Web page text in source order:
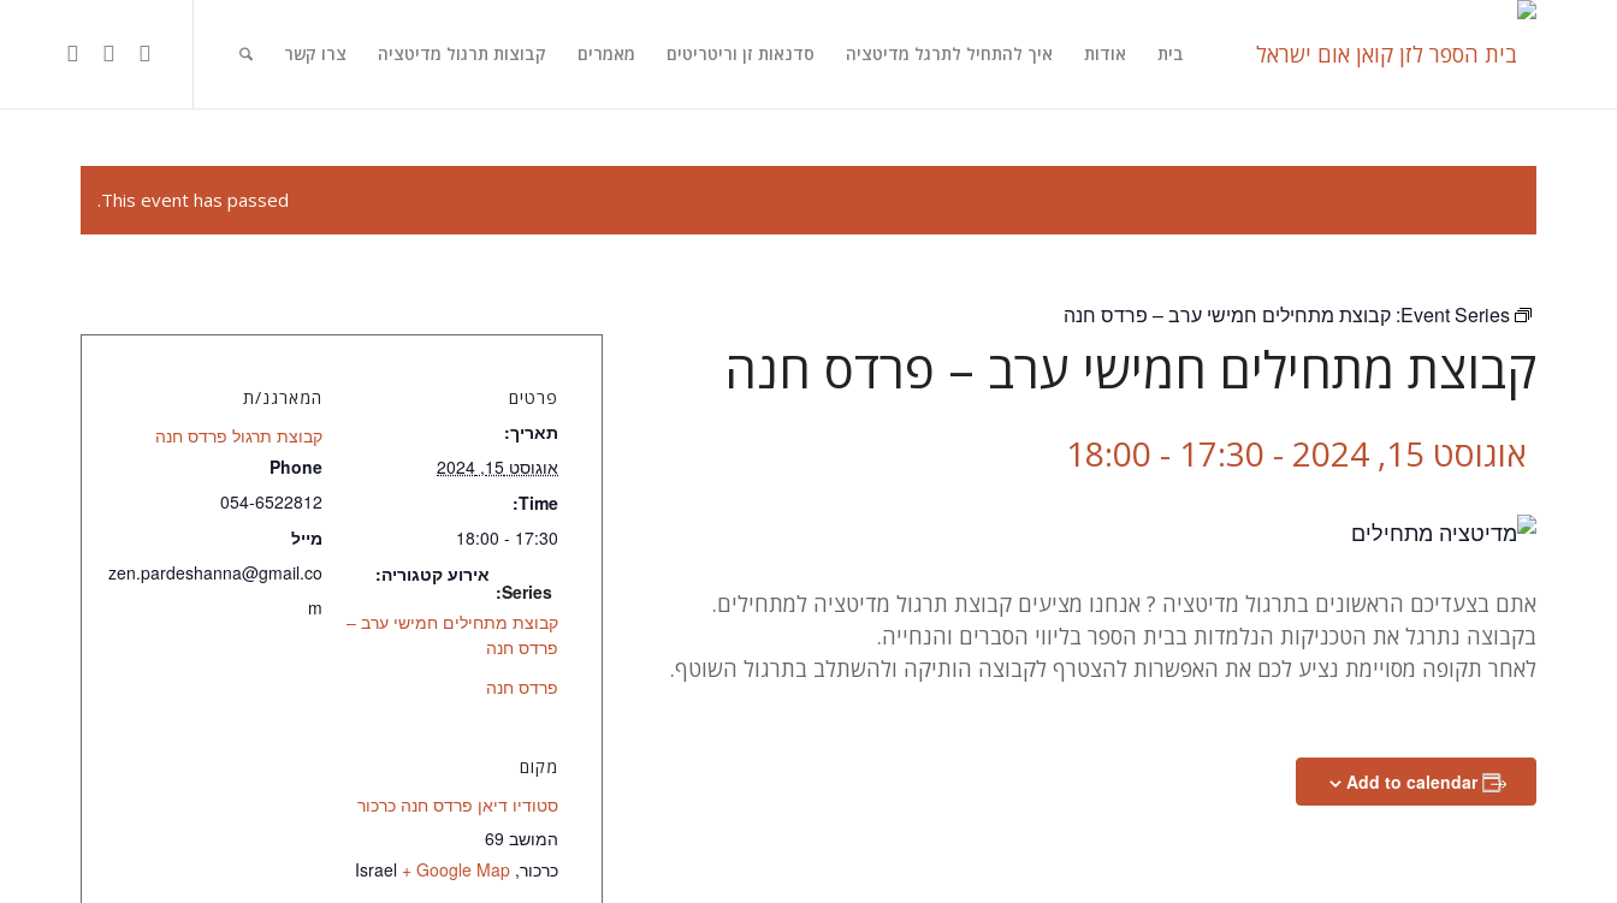
בית אודות איך להתחיל לתרגל מדיטציה סדנאות זן וריטריטים מאמרים קבוצות תרגול מדיטציה צרו קשר
This event has passed.
Event Series: קבוצת מתחילים חמישי ערב – פרדס חנה
קבוצת מתחילים חמישי ערב – פרדס חנה
אוגוסט 15, 2024 - 17:30 -
18:00
אתם בצעדיכם הראשונים בתרגול מדיטציה ? אנחנו מציעים קבוצת תרגול מדיטציה למתחילים.
בקבוצה נתרגל את הטכניקות הנלמדות בבית הספר בליווי הסברים והנחייה.
לאחר תקופה מסויימת נציע לכם את האפשרות להצטרף לקבוצה הותיקה ולהשתלב בתרגול השוטף.
Add to calendar
פרטים
תאריך:
אוגוסט 15, 2024
Time:
17:30 - 18:00
Series:
קבוצת מתחילים חמישי ערב –
פרדס חנה
אירוע קטגוריה:
פרדס חנה
המארגנ/ת
קבוצת תרגול פרדס חנה
Phone
054-6522812
מייל
zen.pardeshanna@gmail.co
m
מקום
סטודיו דיאן פרדס חנה כרכור
המושב 69
כרכור,
Israel + Google Map